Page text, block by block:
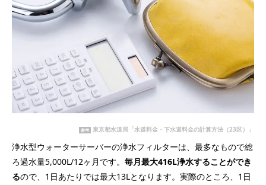
参考 東京都水道局「水道料金・下水道料金の計算方法（23区）」
浄水型ウォーターサーバーの浄水フィルターは、最多なもので総
ろ過水量5,000L/12ヶ月です。 毎月最大416L浄水することができ
るので、1日あたりでは最大13Lとなります。実際のところ、1日